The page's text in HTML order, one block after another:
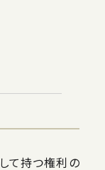
て持つ権利の